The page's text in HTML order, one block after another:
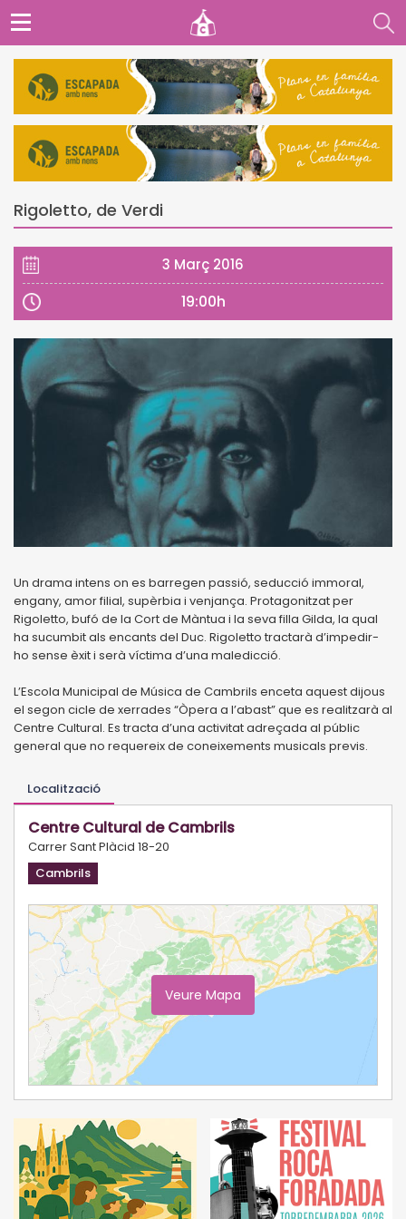
Rigoletto, de Verdi
3 Març 2016
19:00h
Un drama intens on es barregen passió, seducció immoral,
engany, amor filial, supèrbia i venjança. Protagonitzat per
Rigoletto, bufó de la Cort de Màntua i la seva filla Gilda, la qual
ha sucumbit als encants del Duc. Rigoletto tractarà d’impedir-
ho sense èxit i serà víctima d’una maledicció.
L’Escola Municipal de Música de Cambrils enceta aquest dijous
el segon cicle de xerrades “Òpera a l’abast” que es realitzarà al
Centre Cultural. Es tracta d’una activitat adreçada al públic
general que no requereix de coneixements musicals previs.
Localització
Centre Cultural de Cambrils
Carrer Sant Plàcid 18-20
Cambrils
Veure Mapa